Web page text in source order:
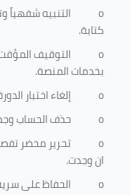
o
التنبيه شفهياً
كتابة.
o
التوقيف
بخدمات المنصة.
o
إلغاء اختبار
o
حذف الحساب
o
تحرير محضر
ان وجدت.
o
الحفاظ على